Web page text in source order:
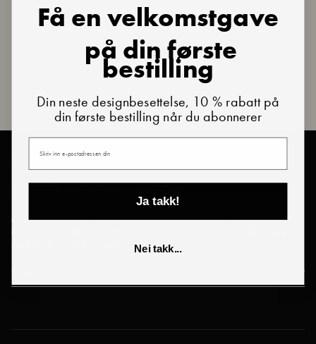
BLI EN DEL AV PARTIET
Lucie's Loyalty Lounge
Å være en del av Lucie Kaas' Lojalitetsklubb gir deg tilgang til
eksklusive rabatter og tidlig tilgang til premiumprodukter. Månedlige
spesialtilbud kun for abonnenter!
Få en velkomstgave
på din første
bestilling
Din neste designbesettelse, 10 % rabatt på
din første bestilling når du abonnerer
Din e-post
Ja takk!
Nei takk...